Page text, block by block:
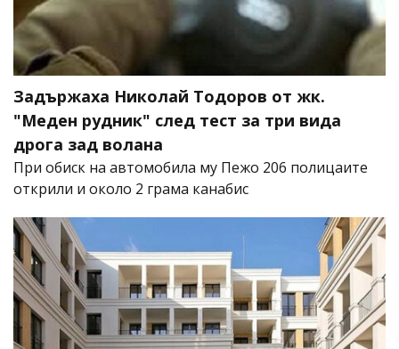
Задържаха Николай Тодоров от жк.
"Меден рудник" след тест за три вида
дрога зад волана
При обиск на автомобила му Пежо 206 полицаите
открили и около 2 грама канабис